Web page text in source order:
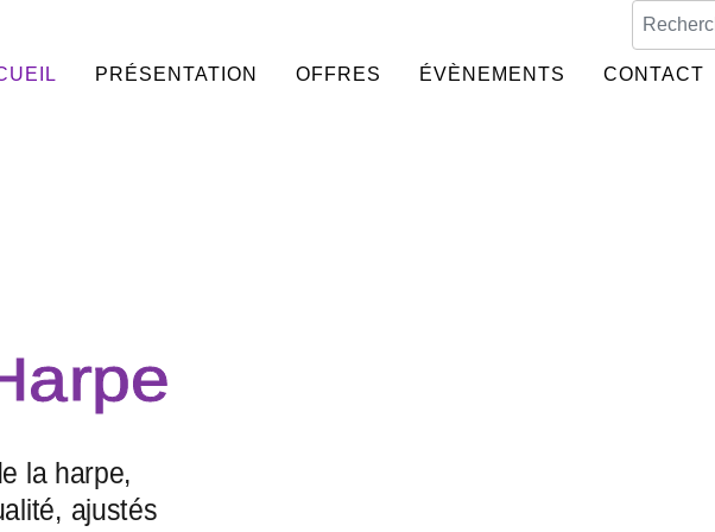
PRÉSENTATION OFFRES ÉVÈNEMENTS CONTACT